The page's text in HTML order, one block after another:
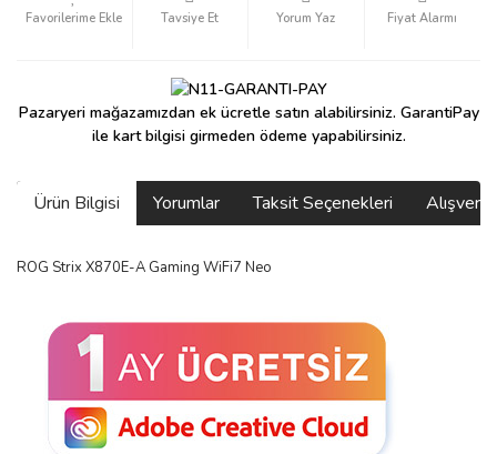
Tavsiye Et Yorum Yaz Fiyat Alarmı
Pazaryeri mağazamızdan ek ücretle satın alabilirsiniz. GarantiPay
ile kart bilgisi girmeden ödeme yapabilirsiniz.
Ürün Bilgisi Yorumlar Taksit Seçenekleri
ROG Strix X870E-A Gaming WiFi7 Neo